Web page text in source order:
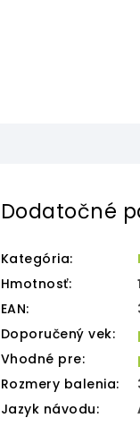
Dodatočné
Kategória:
Hmotnosť:
EAN:
Doporučený vek:
Vhodné pre:
Rozmery balenia:
Jazyk návodu: